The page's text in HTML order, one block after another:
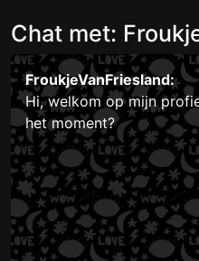
Chat met:
FroukjeVanFriesland:
Hi, welkom op mijn
het moment?